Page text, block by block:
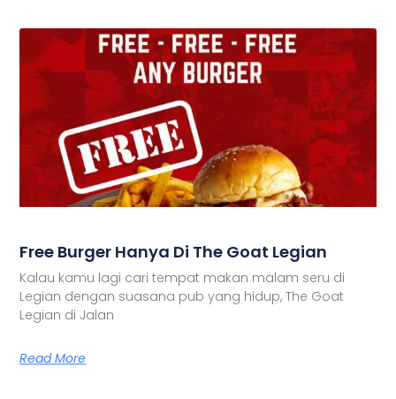
Free Burger Hanya Di The Goat Legian
Kalau kamu lagi cari tempat makan malam seru di
Legian dengan suasana pub yang hidup, The Goat
Legian di Jalan
Read More